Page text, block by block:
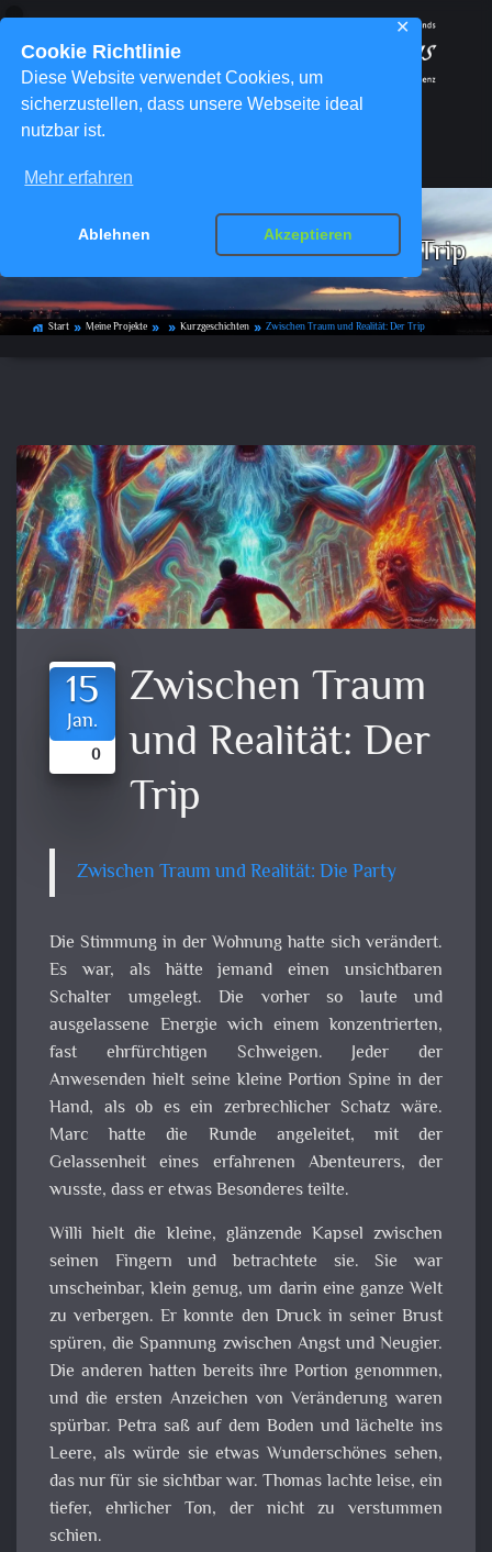
Cookie Richtlinie
Diese Website verwendet Cookies, um
sicherzustellen, dass unsere Webseite ideal
nutzbar ist.
Mehr erfahren
Ablehnen Akzeptieren
✕
Zwischen Traum und Realität: Der Trip
home_work Start double_arrow Meine Projekte double_arrow double_arrow Kurzgeschichten double_arrow Zwischen Traum und Realität: Der Trip
15
Jan.
0
Zwischen Traum
und Realität: Der
Trip
Zwischen Traum und Realität: Die Party
Die Stimmung in der Wohnung hatte sich verändert.
Es war, als hätte jemand einen unsichtbaren
Schalter umgelegt. Die vorher so laute und
ausgelassene Energie wich einem konzentrierten,
fast ehrfürchtigen Schweigen. Jeder der
Anwesenden hielt seine kleine Portion Spine in der
Hand, als ob es ein zerbrechlicher Schatz wäre.
Marc hatte die Runde angeleitet, mit der
Gelassenheit eines erfahrenen Abenteurers, der
wusste, dass er etwas Besonderes teilte.
Willi hielt die kleine, glänzende Kapsel zwischen
seinen Fingern und betrachtete sie. Sie war
unscheinbar, klein genug, um darin eine ganze Welt
zu verbergen. Er konnte den Druck in seiner Brust
spüren, die Spannung zwischen Angst und Neugier.
Die anderen hatten bereits ihre Portion genommen,
und die ersten Anzeichen von Veränderung waren
spürbar. Petra saß auf dem Boden und lächelte ins
Leere, als würde sie etwas Wunderschönes sehen,
das nur für sie sichtbar war. Thomas lachte leise, ein
tiefer, ehrlicher Ton, der nicht zu verstummen
schien.